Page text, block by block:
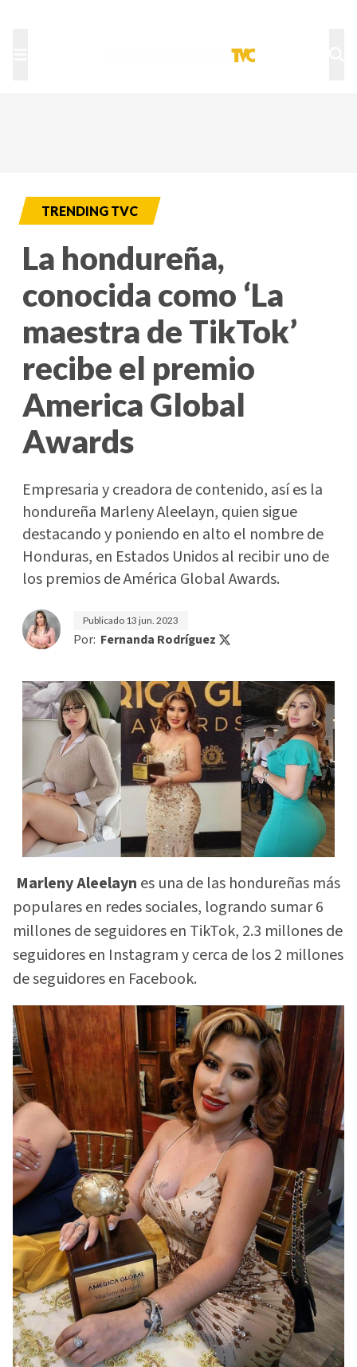
TRENDING TVC
La hondureña,
conocida como ‘La
maestra de TikTok’
recibe el premio
America Global
Awards
Empresaria y creadora de contenido, así es la
hondureña Marleny Aleelayn, quien sigue
destacando y poniendo en alto el nombre de
Honduras, en Estados Unidos al recibir uno de
los premios de América Global Awards.
Publicado 13 jun. 2023
Por: Fernanda Rodríguez
Marleny Aleelayn es una de las hondureñas más
populares en redes sociales, logrando sumar 6
millones de seguidores en TikTok, 2.3 millones de
seguidores en Instagram y cerca de los 2 millones
de seguidores en Facebook.